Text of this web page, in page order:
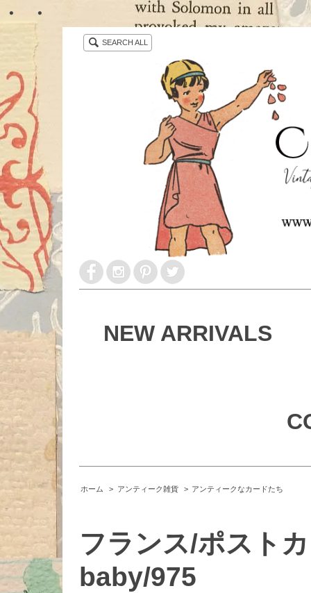
・ ・
SEARCH ALL
NEW ARRIVALS
ホーム > アンティーク雑貨 > アンティークなカードたち
フランス/ポスト
baby/975